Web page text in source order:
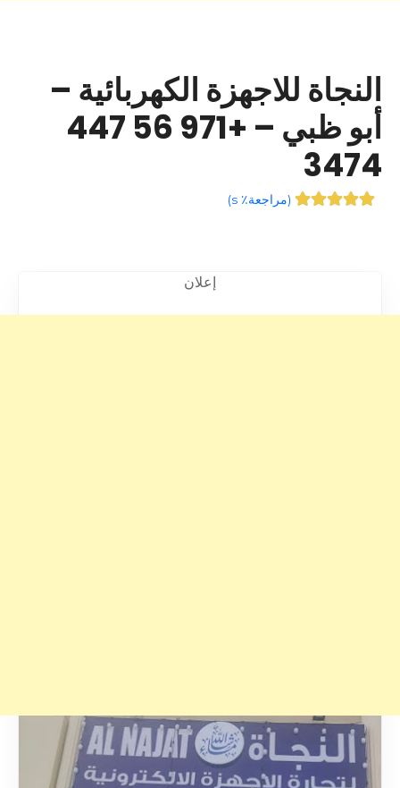
النجاة للاجهزة الكهربائية –
أبو ظبي – +971 56 447
3474
(مراجعة٪ s )
إعلان